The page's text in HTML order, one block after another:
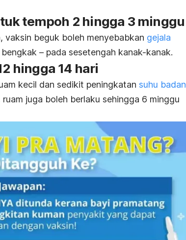
tempoh 2 hingga 3 minggu
vaksin beguk boleh menyebabkan gejala
– pada sesetengah kanak-kanak.
hingga 14 hari
kecil dan sedikit peningkatan suhu badan
juga boleh berlaku sehingga 6 minggu